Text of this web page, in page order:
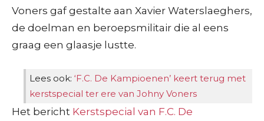
Voners gaf gestalte aan Xavier Waterslaeghers,
de doelman en beroepsmilitair die al eens
graag een glaasje lustte.
Lees ook: ‘F.C. De Kampioenen’ keert terug met
kerstspecial ter ere van Johny Voners
Het bericht Kerstspecial van F.C. De